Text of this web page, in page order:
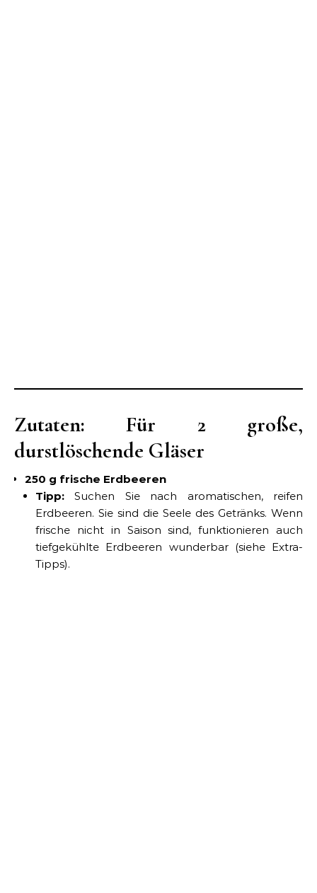
Zutaten: Für 2 große,
durstlöschende Gläser
250 g frische Erdbeeren
Tipp: Suchen Sie nach aromatischen, reifen
Erdbeeren. Sie sind die Seele des Getränks. Wenn
frische nicht in Saison sind, funktionieren auch
tiefgekühlte Erdbeeren wunderbar (siehe Extra-
Tipps).